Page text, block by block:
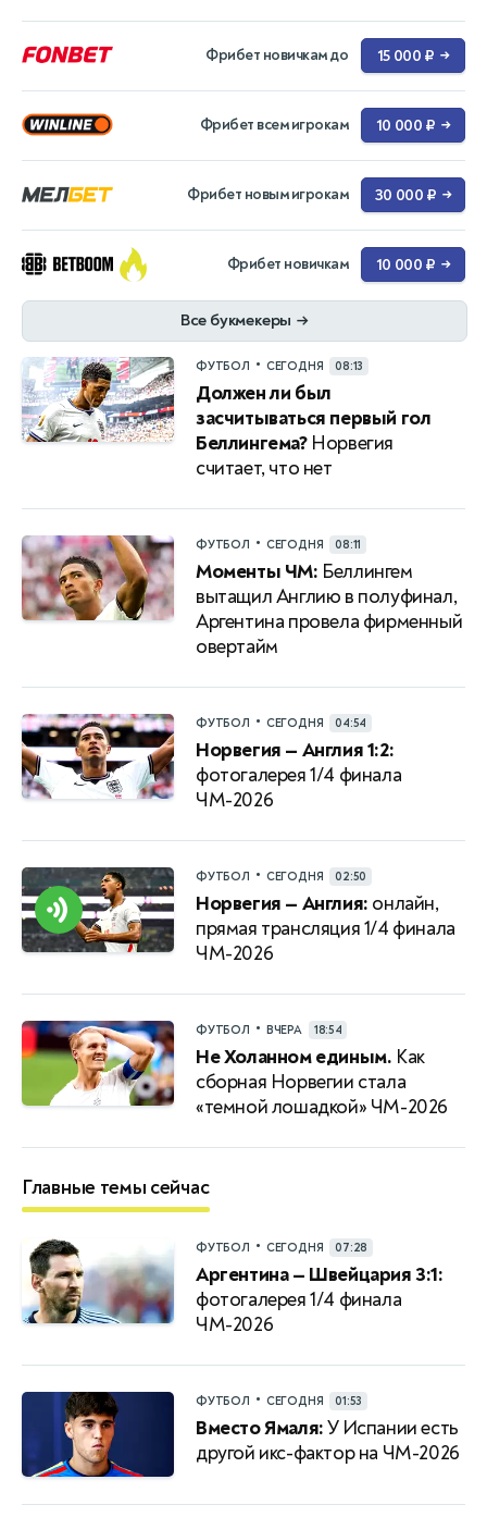
Фрибет новичкам до 15 000 ₽ →
Фрибет всем игрокам 10 000 ₽ →
Фрибет новым игрокам 30 000 ₽ →
Фрибет новичкам 10 000 ₽ →
Все букмекеры →
ФУТБОЛ • СЕГОДНЯ 08:13
Должен ли был
засчитываться первый гол
Беллингема?Норвегия
считает, что нет
ФУТБОЛ • СЕГОДНЯ 08:11
Моменты ЧМ: Беллингем
вытащил Англию в полуфинал,
Аргентина провела фирменный
овертайм
ФУТБОЛ • СЕГОДНЯ 04:54
Норвегия — Англия 1:2:
фотогалерея 1/4 финала
ЧМ-2026
ФУТБОЛ • СЕГОДНЯ 02:50
Норвегия — Англия: онлайн,
прямая трансляция 1/4 финала
ЧМ-2026
ФУТБОЛ • ВЧЕРА 18:54
Не Холанном единым. Как
сборная Норвегии стала
«темной лошадкой» ЧМ-2026
Главные темы сейчас
ФУТБОЛ • СЕГОДНЯ 07:28
Аргентина — Швейцария 3:1:
фотогалерея 1/4 финала
ЧМ-2026
ФУТБОЛ • СЕГОДНЯ 01:53
Вместо Ямаля:У Испании есть
другой икс-фактор на ЧМ-2026